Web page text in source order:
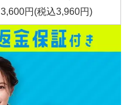
3,600円(税込3,960円)